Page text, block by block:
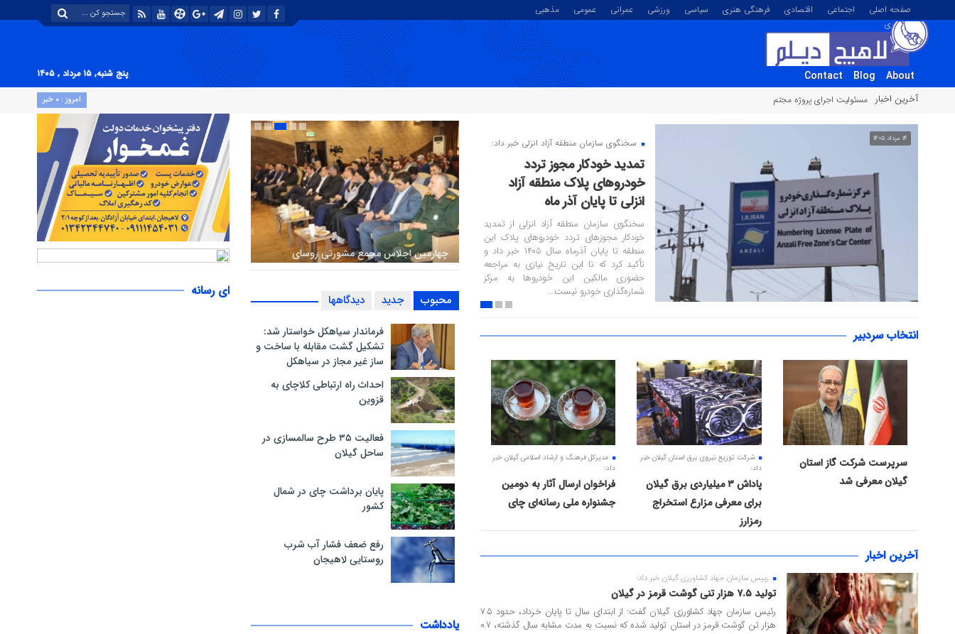
صفحه اصلی اجتماعی اقتصادی فرهنگی هنری سیاسی ورزشی عمرانی عمومی
مذهبی
تصویری
About
Blog
Contact پنج شنبه, ۱۵ مرداد , ۱۴۰۵
آخرین اخبار مسئولیت اجرای پروژه مجتمع فرهنگی لاهیجان به شهرداری وا امروز : ۰ خبر
۱۴ مرداد ۱۴۰۵ مدیرکل هواشناسی گیلان خبر داد؛
فعالیت سامانه ناپایدار در
ارتفاعات و دامنه های گیلان
مدیرکل هواشناسی گیلان، از فعالیت سامانه
نسبتا ناپایدار در استان طی فردا و پس فردا خبر
داد و گفت: احتمال رگبار و رعد و برق به ویژه در
ارتفاعات و دامنه ها وجود دارد.
انتخاب سردبیر
سرپرست شرکت گاز استان
گیلان معرفی شد
۰۹ مرداد ۱۴۰۵
شرکت توزیع نیروی برق استان گیلان خبر
داد:
پاداش ۳ میلیاردی برق گیلان
برای معرفی مزارع استخراج
رمزارز
۰۷ مرداد ۱۴۰۵
مدیرکل فرهنگ و ارشاد اسلامی گیلان خبر
داد:
فراخوان ارسال آثار به دومین
جشنواره ملی رسانه‌ای چای
آخرین اخبار
۰۶ مرداد ۱۴۰۵
رییس سازمان جهاد کشاورزی گیلان خبر داد؛
تولید ۷.۵ هزار تنی گوشت قرمز در گیلان
رئیس سازمان جهاد کشاورزی گیلان گفت: از ابتدای سال تا پایان خرداد، حدود ۷.۵
هزار تن گوشت قرمز در استان تولید شده که نسبت به مدت مشابه سال گذشته، ۰.۷
جناحی تحولی در روند اداره امور است
محبوب جدید دیدگاهها
فرماندار سیاهکل خواستار شد:
تشکیل گشت مقابله با ساخت و
ساز غیر مجاز در سیاهکل
احداث راه ارتباطی کلاچای به
قزوین
فعالیت ۳۵ طرح سالمسازی در
ساحل گیلان
پایان برداشت چای در شمال
کشور
رفع ضعف فشار آب شرب
روستایی لاهیجان
یادداشت
ای رسانه